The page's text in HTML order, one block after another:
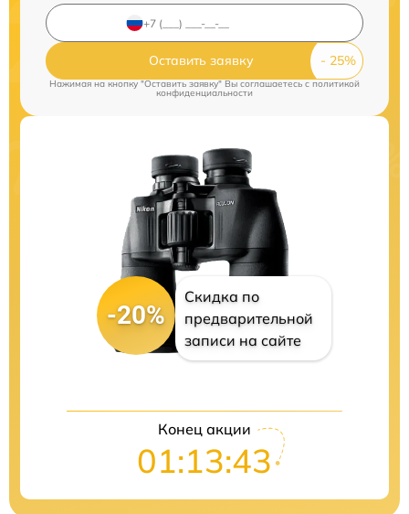
Оставить заявку
Нажимая на кнопку "Оставить заявку" Вы соглашаетесь cполитикой
конфиденциальности
-20%
Скидка по
предварительной
записи на сайте
Конец акции
01:13:42